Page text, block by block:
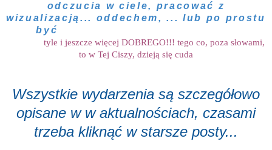
odczucia w ciele, pracować z
wizualizacją... oddechem, ... lub po prostu
być
tyle i jeszcze więcej DOBREGO!!! tego co, poza słowami,
to w Tej Ciszy, dzieją się cuda
Wszystkie wydarzenia są szczegółowo
opisane w w aktualnościach, czasami
trzeba kliknąć w starsze posty...